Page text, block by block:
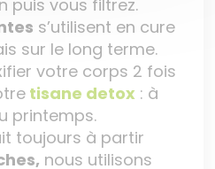
puis vous filtrez.
s’utilisent en cure
sur le long terme.
votre corps 2 fois
tisane detox : à
printemps.
toujours à partir
nous utilisons